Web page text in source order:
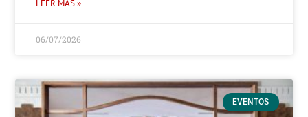
LEER MÁS »
06/07/2026
EVENTOS